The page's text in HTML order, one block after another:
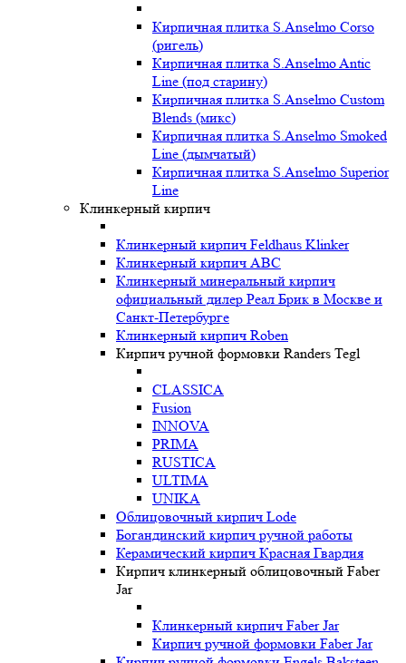
Кирпичная плитка S.Anselmo Corso
(ригель)
Кирпичная плитка S.Anselmo Antic
Line (под старину)
Кирпичная плитка S.Anselmo Custom
Blends (микс)
Кирпичная плитка S.Anselmo Smoked
Line (дымчатый)
Кирпичная плитка S.Anselmo Superior
Line
Клинкерный кирпич
Клинкерный кирпич Feldhaus Klinker
Клинкерный кирпич ABC
Клинкерный минеральный кирпич
официальный дилер Реал Брик в Москве и
Санкт-Петербурге
Клинкерный кирпич Roben
Кирпич ручной формовки Randers Tegl
CLASSICA
Fusion
INNOVA
PRIMA
RUSTICA
ULTIMA
UNIKA
Oблицовочный кирпич Lode
Богандинский кирпич ручной работы
Керамический кирпич Красная Гвардия
Кирпич клинкерный облицовочный Faber
Jar
Клинкерный кирпич Faber Jar
Кирпич ручной формовки Faber Jar